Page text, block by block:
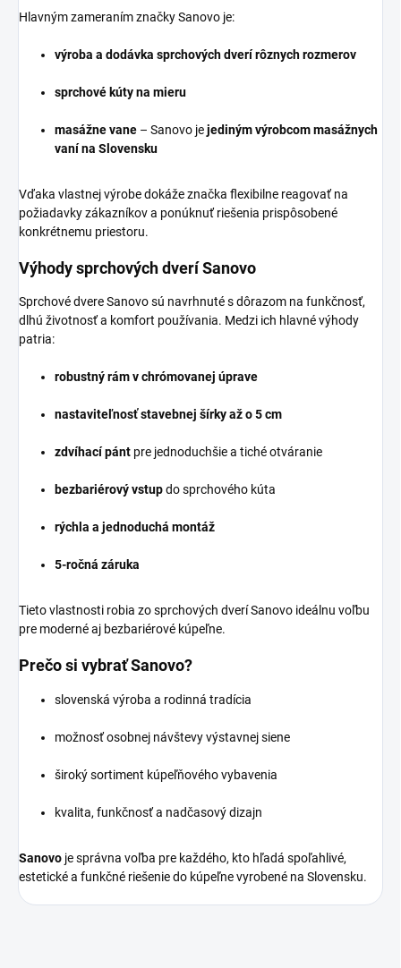
Hlavným zameraním značky Sanovo je:
výroba a dodávka sprchových dverí rôznych rozmerov
sprchové kúty na mieru
masážne vane – Sanovo jejediným výrobcom masážnych
vaní na Slovensku
Vďaka vlastnej výrobe dokáže značka flexibilne reagovať na
požiadavky zákazníkov a ponúknuť riešenia prispôsobené
konkrétnemu priestoru.
Výhody sprchových dverí Sanovo
Sprchové dvere Sanovo sú navrhnuté s dôrazom na funkčnosť,
dlhú životnosť a komfort používania. Medzi ich hlavné výhody
patria:
robustný rám v chrómovanej úprave
nastaviteľnosť stavebnej šírky až o 5 cm
zdvíhací pánt pre jednoduchšie a tiché otváranie
bezbariérový vstupdo sprchového kúta
rýchla a jednoduchá montáž
5-ročná záruka
Tieto vlastnosti robia zo sprchových dverí Sanovo ideálnu voľbu
pre moderné aj bezbariérové kúpeľne.
Prečo si vybrať Sanovo?
slovenská výroba a rodinná tradícia
možnosť osobnej návštevy výstavnej siene
široký sortiment kúpeľňového vybavenia
kvalita, funkčnosť a nadčasový dizajn
Sanovo je správna voľba pre každého, kto hľadá spoľahlivé,
estetické a funkčné riešenie do kúpeľne vyrobené na Slovensku.